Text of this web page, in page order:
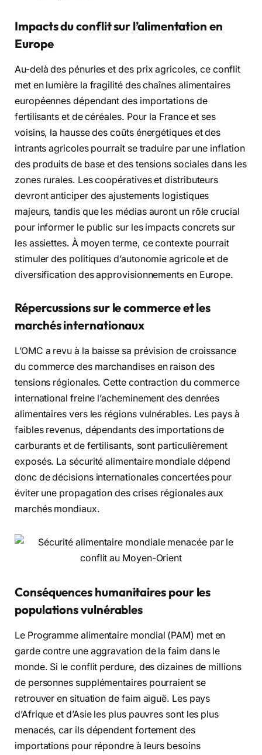
Impacts du conflit sur l’alimentation en
Europe
Au-delà des pénuries et des prix agricoles, ce conflit
met en lumière la fragilité des chaînes alimentaires
européennes dépendant des importations de
fertilisants et de céréales. Pour la France et ses
voisins, la hausse des coûts énergétiques et des
intrants agricoles pourrait se traduire par une inflation
des produits de base et des tensions sociales dans les
zones rurales. Les coopératives et distributeurs
devront anticiper des ajustements logistiques
majeurs, tandis que les médias auront un rôle crucial
pour informer le public sur les impacts concrets sur
les assiettes. À moyen terme, ce contexte pourrait
stimuler des politiques d’autonomie agricole et de
diversification des approvisionnements en Europe.
Répercussions sur le commerce et les
marchés internationaux
L’OMC a revu à la baisse sa prévision de croissance
du commerce des marchandises en raison des
tensions régionales. Cette contraction du commerce
international freine l’acheminement des denrées
alimentaires vers les régions vulnérables. Les pays à
faibles revenus, dépendants des importations de
carburants et de fertilisants, sont particulièrement
exposés. La sécurité alimentaire mondiale dépend
donc de décisions internationales concertées pour
éviter une propagation des crises régionales aux
marchés mondiaux.
Conséquences humanitaires pour les
populations vulnérables
Le Programme alimentaire mondial (PAM) met en
garde contre une aggravation de la faim dans le
monde. Si le conflit perdure, des dizaines de millions
de personnes supplémentaires pourraient se
retrouver en situation de faim aiguë. Les pays
d’Afrique et d’Asie les plus pauvres sont les plus
menacés, car ils dépendent fortement des
importations pour répondre à leurs besoins